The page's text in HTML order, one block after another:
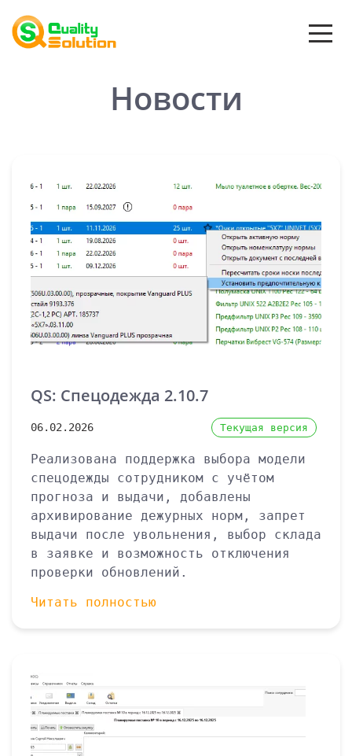
Новости
QS: Спецодежда 2.10.7
06.02.2026 Текущая версия
Реализована поддержка выбора модели
спецодежды сотрудником с учётом
прогноза и выдачи, добавлены
архивирование дежурных норм, запрет
выдачи после увольнения, выбор склада
в заявке и возможность отключения
проверки обновлений.
Читать полностью